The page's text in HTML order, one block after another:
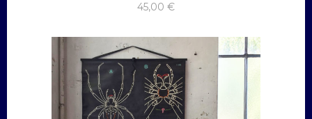
45,00 €